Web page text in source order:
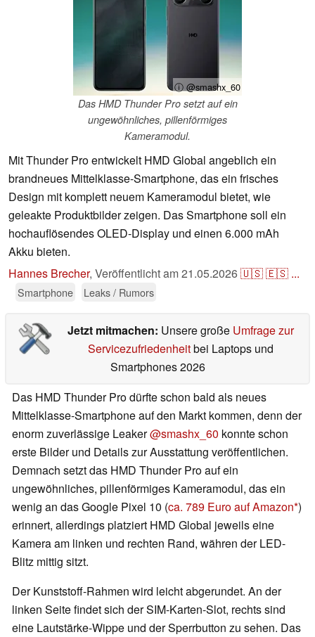
ⓘ @smashx_60
Das HMD Thunder Pro setzt auf ein
ungewöhnliches, pillenförmiges
Kameramodul.
Mit Thunder Pro entwickelt HMD Global angeblich ein
brandneues Mittelklasse-Smartphone, das ein frisches
Design mit komplett neuem Kameramodul bietet, wie
geleakte Produktbilder zeigen. Das Smartphone soll ein
hochauflösendes OLED-Display und einen 6.000 mAh
Akku bieten.
Hannes Brecher, Veröffentlicht am21.05.2026🇺🇸🇪🇸 ...
Smartphone Leaks / Rumors
Jetzt mitmachen: Unsere große Umfrage zur
Servicezufriedenheitbei Laptops und
Smartphones 2026
Das HMD Thunder Pro dürfte schon bald als neues
Mittelklasse-Smartphone auf den Markt kommen, denn der
enorm zuverlässige Leaker@smashx_60 konnte schon
erste Bilder und Details zur Ausstattung veröffentlichen.
Demnach setzt das HMD Thunder Pro auf ein
ungewöhnliches, pillenförmiges Kameramodul, das ein
wenig an das Google Pixel 10 (ca. 789 Euro auf Amazon )
erinnert, allerdings platziert HMD Global jeweils eine
Kamera am linken und rechten Rand, währen der LED-
Blitz mittig sitzt.
Der Kunststoff-Rahmen wird leicht abgerundet. An der
linken Seite findet sich der SIM-Karten-Slot, rechts sind
eine Lautstärke-Wippe und der Sperrbutton zu sehen. Das